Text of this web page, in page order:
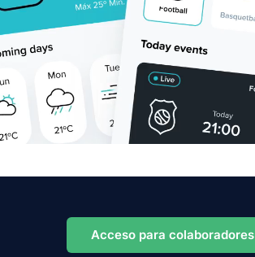
Acceso para colaboradores